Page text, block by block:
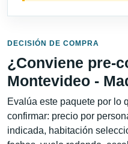
DECISIÓN DE COMPRA
¿Conviene pre-
Montevideo -
Evalúa este paquete por lo
confirmar: precio por
indicada, habitación